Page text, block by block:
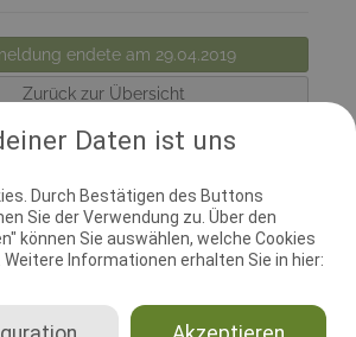
Daten ist uns
Durch Bestätigen des Buttons
Sie der Verwendung zu. Über den
können Sie auswählen, welche Cookies
Weitere Informationen erhalten Sie in hier:
endete am 29.04.2019
Zurück zur Übersicht
HELFER
Beckschulte, Dr.